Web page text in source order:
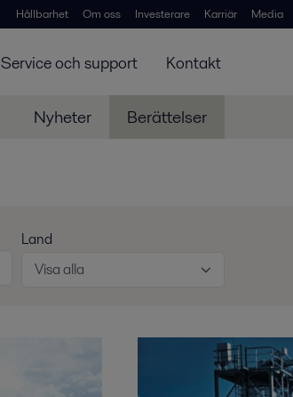
Hållbarhet Om oss Investerare Karriär Media
Service och support Kontakt
Nyheter Berättelser
Land
Visa alla